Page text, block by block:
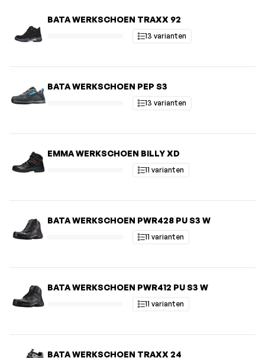
BATA WERKSCHOEN TRAXX 92
13 varianten
BATA WERKSCHOEN PEP S3
13 varianten
EMMA WERKSCHOEN BILLY XD
11 varianten
BATA WERKSCHOEN PWR428 PU S3 W
11 varianten
BATA WERKSCHOEN PWR412 PU S3 W
11 varianten
BATA WERKSCHOEN TRAXX 24